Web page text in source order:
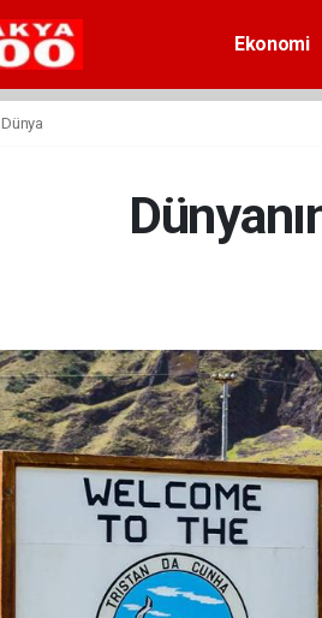
Ekonomi
Dünya